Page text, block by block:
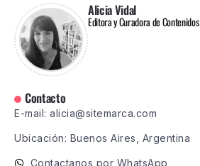
Alicia Vidal
Editora y Curadora de Contenidos
Contacto
E-mail: alicia@sitemarca.com
Ubicación: Buenos Aires, Argentina
Contactanos por WhatsApp